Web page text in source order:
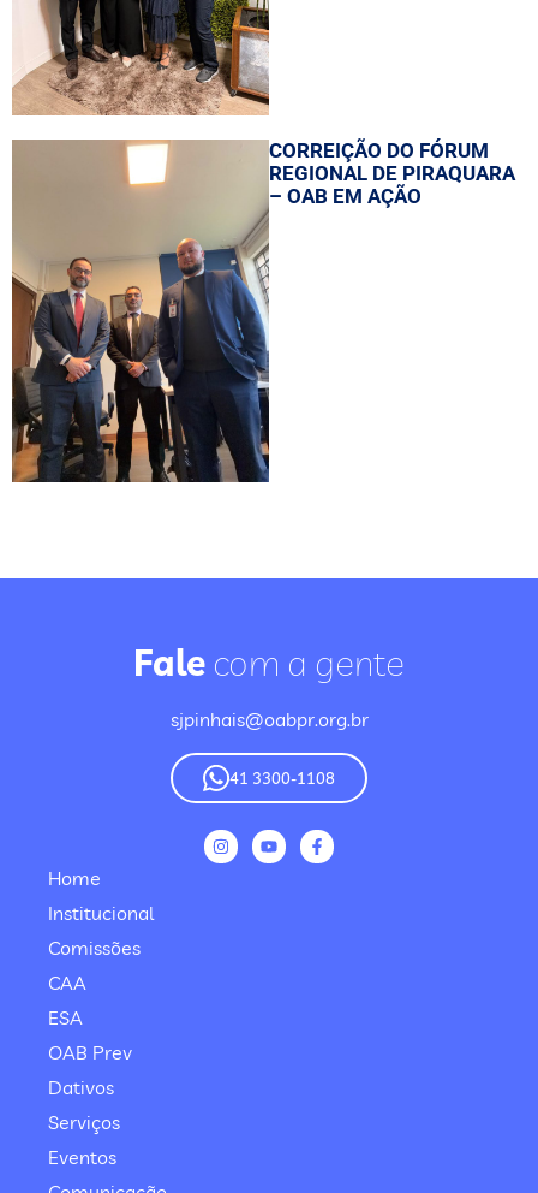
CORREIÇÃO DO FÓRUM
REGIONAL DE PIRAQUARA
– OAB EM AÇÃO
Fale com a gente
sjpinhais@oabpr.org.br
41 3300-1108
Home
Institucional
Comissões
CAA
ESA
OAB Prev
Dativos
Serviços
Eventos